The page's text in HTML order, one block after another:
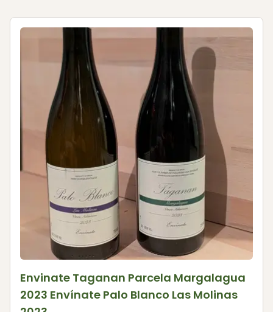
Envinate Taganan Parcela Margalagua
2023 Envínate Palo Blanco Las Molinas